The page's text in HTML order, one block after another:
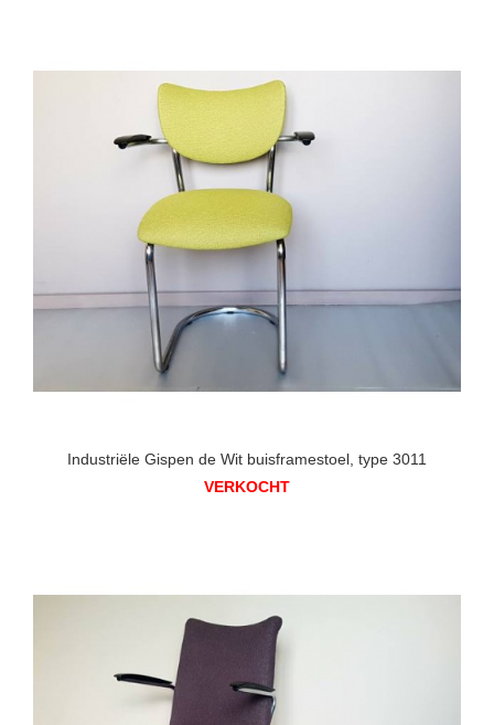
Industriële Gispen de Wit buisframestoel, type 3011
VERKOCHT